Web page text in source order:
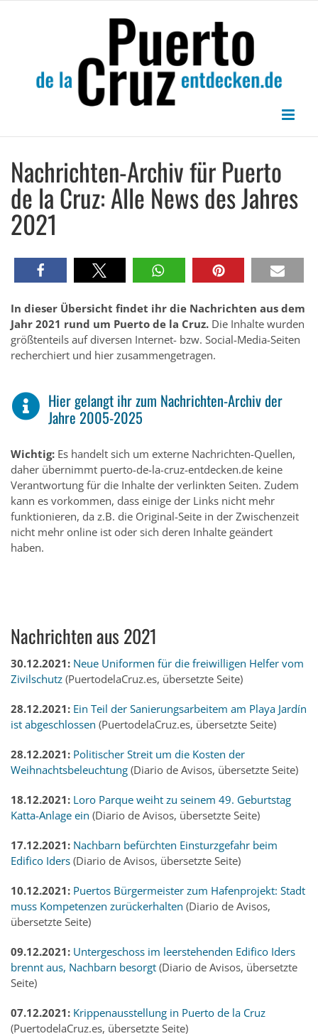
Nachrichten-Archiv für Puerto
de la Cruz: Alle News des Jahres
2021
In dieser Übersicht findet ihr die Nachrichten aus dem
Jahr 2021 rund um Puerto de la Cruz. Die Inhalte wurden
größtenteils auf diversen Internet- bzw. Social-Media-Seiten
recherchiert und hier zusammengetragen.
Hier gelangt ihr zum Nachrichten-Archiv der
Jahre 2005-2025
Wichtig:Es handelt sich um externe Nachrichten-Quellen,
daher übernimmt puerto-de-la-cruz-entdecken.de keine
Verantwortung für die Inhalte der verlinkten Seiten. Zudem
kann es vorkommen, dass einige der Links nicht mehr
funktionieren, da z.B. die Original-Seite in der Zwischenzeit
nicht mehr online ist oder sich deren Inhalte geändert
haben.
Nachrichten aus 2021
30.12.2021: Neue Uniformen für die freiwilligen Helfer vom
Zivilschutz(PuertodelaCruz.es, übersetzte Seite)
28.12.2021: Ein Teil der Sanierungsarbeitem am Playa Jardín
ist abgeschlossen (PuertodelaCruz.es, übersetzte Seite)
28.12.2021: Politischer Streit um die Kosten der
Weihnachtsbeleuchtung(Diario de Avisos, übersetzte Seite)
18.12.2021: Loro Parque weiht zu seinem 49. Geburtstag
Katta-Anlage ein (Diario de Avisos, übersetzte Seite)
17.12.2021: Nachbarn befürchten Einsturzgefahr beim
Edifico Iders(Diario de Avisos, übersetzte Seite)
10.12.2021: Puertos Bürgermeister zum Hafenprojekt: Stadt
muss Kompetenzen zurückerhalten (Diario de Avisos,
übersetzte Seite)
09.12.2021: Untergeschoss im leerstehenden Edifico Iders
brennt aus, Nachbarn besorgt(Diario de Avisos, übersetzte
Seite)
07.12.2021: Krippenausstellung in Puerto de la Cruz
(PuertodelaCruz.es, übersetzte Seite)